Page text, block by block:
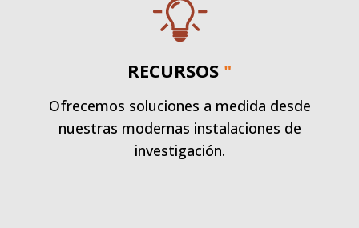
RECURSOS "
Ofrecemos soluciones a medida desde
nuestras modernas instalaciones de
investigación.